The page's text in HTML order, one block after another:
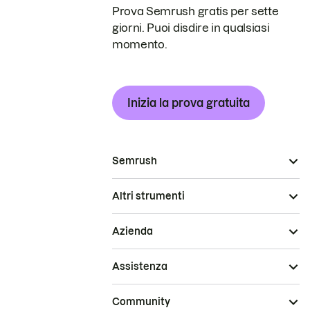
Prova Semrush gratis per sette
giorni. Puoi disdire in qualsiasi
momento.
Inizia la prova gratuita
Semrush
Altri strumenti
Azienda
Assistenza
Community